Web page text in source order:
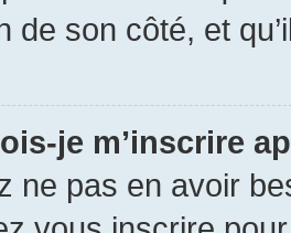
de son côté, et
je m’inscrire
ne pas en avoir